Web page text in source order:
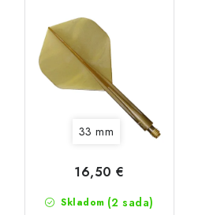
33 mm
Skladom (2 sada)
16,50 €